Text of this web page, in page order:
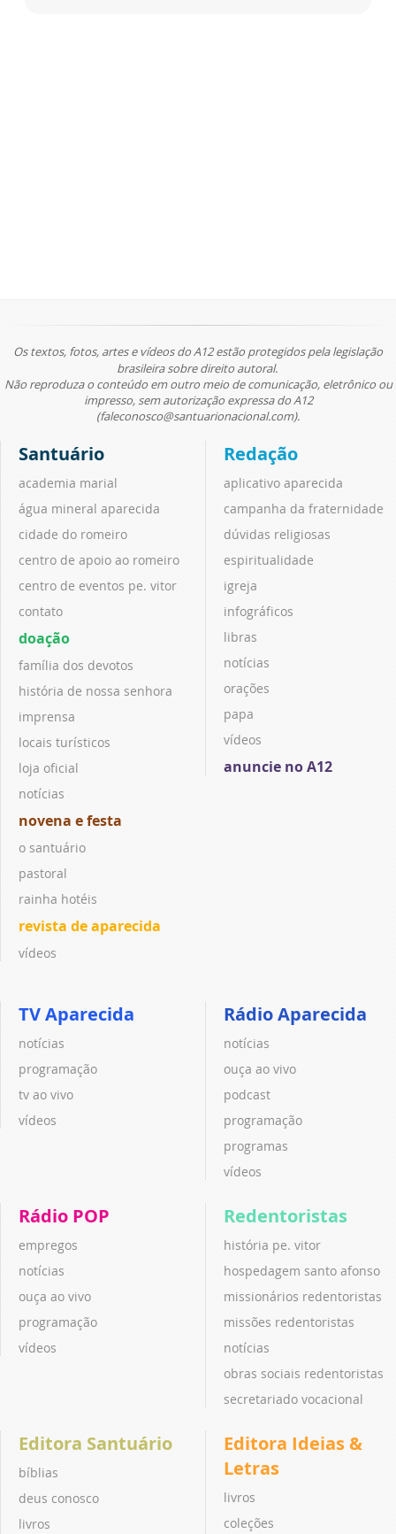
Os textos, fotos, artes e vídeos do A12 estão protegidos pela legislação
brasileira sobre direito autoral.
Não reproduza o conteúdo em outro meio de comunicação, eletrônico ou
impresso, sem autorização expressa do A12
(faleconosco@santuarionacional.com).
Santuário
academia marial
água mineral aparecida
cidade do romeiro
centro de apoio ao romeiro
centro de eventos pe. vitor
contato
doação
família dos devotos
história de nossa senhora
imprensa
locais turísticos
loja oficial
notícias
novena e festa
o santuário
pastoral
rainha hotéis
revista de aparecida
vídeos
Redação
aplicativo aparecida
campanha da fraternidade
dúvidas religiosas
espiritualidade
igreja
infográficos
libras
notícias
orações
papa
vídeos
anuncie no A12
TV Aparecida
notícias
programação
tv ao vivo
vídeos
Rádio Aparecida
notícias
ouça ao vivo
podcast
programação
programas
vídeos
Rádio POP
empregos
notícias
ouça ao vivo
programação
vídeos
Redentoristas
história pe. vitor
hospedagem santo afonso
missionários redentoristas
missões redentoristas
notícias
obras sociais redentoristas
secretariado vocacional
Editora Santuário
bíblias
deus conosco
livros
Editora Ideias &
Letras
livros
coleções